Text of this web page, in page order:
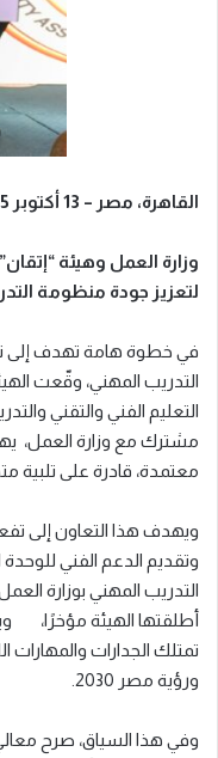
القاهرة، مصر – 13 أكتوبر 2025
وزارة العمل وهيئة
لتعزيز جودة منظومة
في خطوة هامة تهدف إلى
التدريب المهني، وقّعت
التعليم الفني والتقني
مشترك مع وزارة العمل،
معتمدة، قادرة على تلبية
ويهدف هذا التعاون إلى
وتقديم الدعم الفني
التدريب المهني بوزارة
أطلقتها الهيئة مؤخرًا،
تمتلك الجدارات
ورؤية مصر 2030.
وفي هذا السياق، صرح